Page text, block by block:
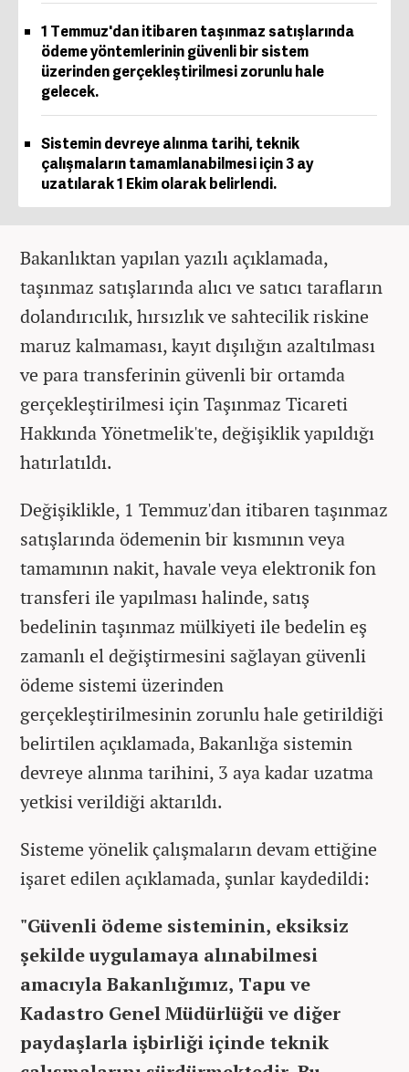
1 Temmuz'dan itibaren taşınmaz satışlarında
ödeme yöntemlerinin güvenli bir sistem
üzerinden gerçekleştirilmesi zorunlu hale
gelecek.
Sistemin devreye alınma tarihi, teknik
çalışmaların tamamlanabilmesi için 3 ay
uzatılarak 1 Ekim olarak belirlendi.
Bakanlıktan yapılan yazılı açıklamada,
taşınmaz satışlarında alıcı ve satıcı tarafların
dolandırıcılık, hırsızlık ve sahtecilik riskine
maruz kalmaması, kayıt dışılığın azaltılması
ve para transferinin güvenli bir ortamda
gerçekleştirilmesi için Taşınmaz Ticareti
Hakkında Yönetmelik'te, değişiklik yapıldığı
hatırlatıldı.
Değişiklikle, 1 Temmuz'dan itibaren taşınmaz
satışlarında ödemenin bir kısmının veya
tamamının nakit, havale veya elektronik fon
transferi ile yapılması halinde, satış
bedelinin taşınmaz mülkiyeti ile bedelin eş
zamanlı el değiştirmesini sağlayan güvenli
ödeme sistemi üzerinden
gerçekleştirilmesinin zorunlu hale getirildiği
belirtilen açıklamada, Bakanlığa sistemin
devreye alınma tarihini, 3 aya kadar uzatma
yetkisi verildiği aktarıldı.
Sisteme yönelik çalışmaların devam ettiğine
işaret edilen açıklamada, şunlar kaydedildi:
"Güvenli ödeme sisteminin, eksiksiz
şekilde uygulamaya alınabilmesi
amacıyla Bakanlığımız, Tapu ve
Kadastro Genel Müdürlüğü ve diğer
paydaşlarla işbirliği içinde teknik